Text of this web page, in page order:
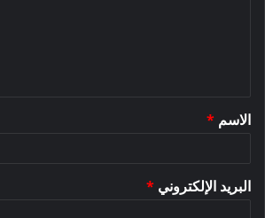
*
الاسم *
البريد الإلكتروني *